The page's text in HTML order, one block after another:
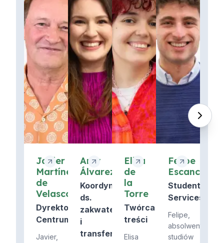
Javier
Martínez
de
Velasco
Dyrektor
Centrum
Javier,
Amy
Álvarez
Koordynator
ds.
zakwaterowania
i
transferów
Elisa
de
la
Torre
Twórca
treści
Elisa
Felipe
Escanciano
Student
Services
Felipe,
absolwent
studiów